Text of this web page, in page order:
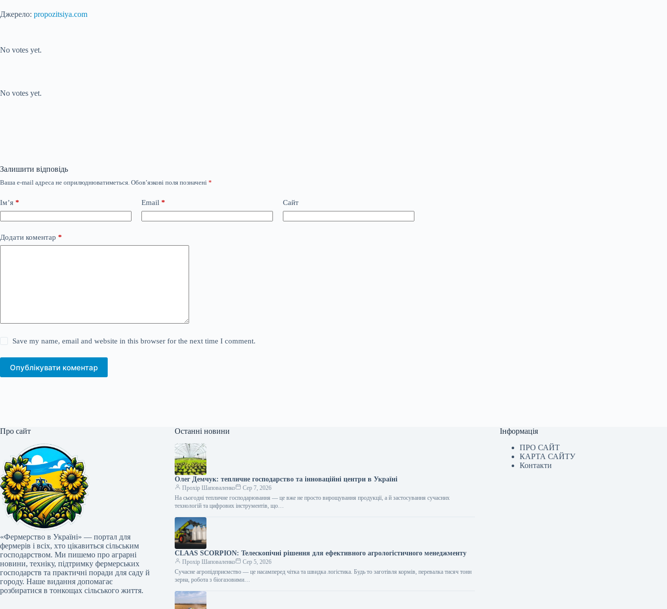
Джерело: propozitsiya.com
No votes yet.
No votes yet.
Залишити відповідь
Ваша e-mail адреса не оприлюднюватиметься. Обов’язкові поля позначені *
Ім’я * Email * Сайт
Додати коментар *
Save my name, email and website in this browser for the next time I comment.
Опублікувати коментар
Про сайт
«Фермерство в Україні» — портал для
фермерів і всіх, хто цікавиться сільським
господарством. Ми пишемо про аграрні
новини, техніку, підтримку фермерських
господарств та практичні поради для саду й
городу. Наше видання допомагає
розбиратися в тонкощах сільського життя.
Останні новини
Олег Демчук: тепличне господарство та інноваційні центри в Україні
Прохір Шаповаленко
Сер 7, 2026
На сьогодні тепличне господарювання — це вже не просто вирощування продукції, а й застосування сучасних
технологій та цифрових інструментів, що…
CLAAS SCORPION: Телескопічні рішення для ефективного агрологістичного менеджменту
Прохір Шаповаленко
Сер 5, 2026
Сучасне агропідприємство — це насамперед чітка та швидка логістика. Будь то заготівля кормів, перевалка тисяч тонн
зерна, робота з біогазовими…
Інформація
ПРО САЙТ
КАРТА САЙТУ
Контакти